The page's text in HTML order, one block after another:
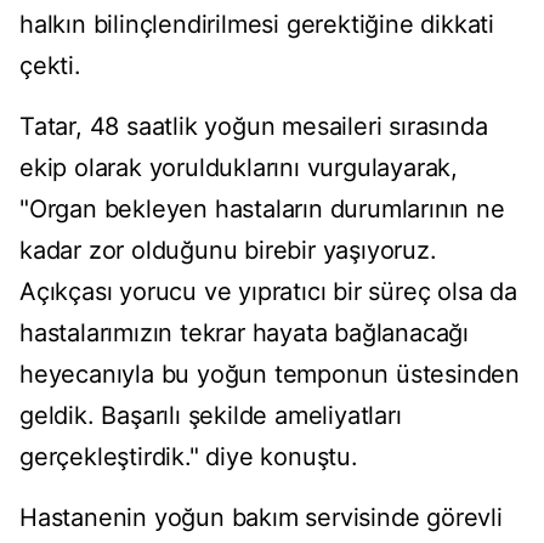
halkın bilinçlendirilmesi gerektiğine dikkati
çekti.
Tatar, 48 saatlik yoğun mesaileri sırasında
ekip olarak yorulduklarını vurgulayarak,
"Organ bekleyen hastaların durumlarının ne
kadar zor olduğunu birebir yaşıyoruz.
Açıkçası yorucu ve yıpratıcı bir süreç olsa da
hastalarımızın tekrar hayata bağlanacağı
heyecanıyla bu yoğun temponun üstesinden
geldik. Başarılı şekilde ameliyatları
gerçekleştirdik." diye konuştu.
Hastanenin yoğun bakım servisinde görevli